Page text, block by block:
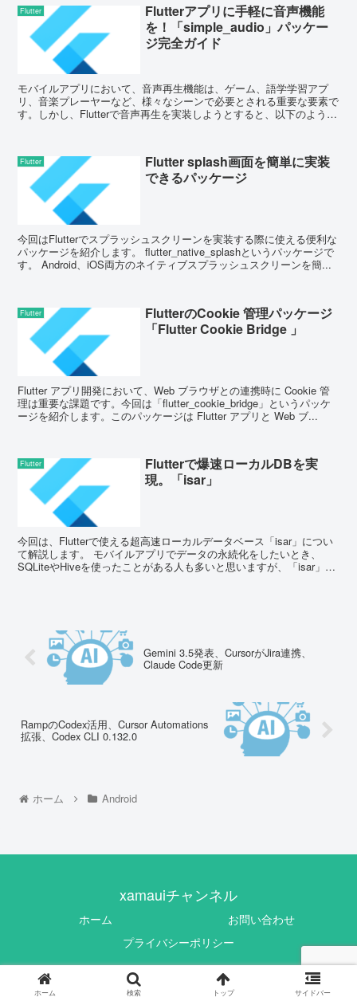
Flutter
Flutterアプリに手軽に音声機能
を！「simple_audio」パッケー
ジ完全ガイド
モバイルアプリにおいて、音声再生機能は、ゲーム、語学学習アプ
リ、音楽プレーヤーなど、様々なシーンで必要とされる重要な要素で
す。しかし、Flutterで音声再生を実装しようとすると、以下のような
Flutter
Flutter splash画面を簡単に実装
できるパッケージ
今回はFlutterでスプラッシュスクリーンを実装する際に使える便利な
パッケージを紹介します。 flutter_native_splashというパッケージで
す。 Android、iOS両方のネイティブスプラッシュスクリーンを簡...
Flutter
FlutterのCookie 管理パッケージ
「Flutter Cookie Bridge 」
Flutter アプリ開発において、Web ブラウザとの連携時に Cookie 管
理は重要な課題です。今回は「flutter_cookie_bridge」というパッケ
ージを紹介します。このパッケージは Flutter アプリと Web ブ...
Flutter
Flutterで爆速ローカルDBを実
現。「isar」
今回は、Flutterで使える超高速ローカルデータベース「isar」につい
て解説します。 モバイルアプリでデータの永続化をしたいとき、
SQLiteやHiveを使ったことがある人も多いと思いますが、「isar」は
Gemini 3.5発表、CursorがJira連携、
Claude Code更新
RampのCodex活用、Cursor Automations
拡張、Codex CLI 0.132.0
ホーム Android
xamauiチャンネル
ホーム
お問い合わせ
プライバシーポリシー
© 2020 xamauiチャンネル.
ホーム 検索 トップ サイドバー